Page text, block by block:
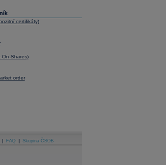
certifikáty)
On Shares)
order
FAQ Skupina ČSOB